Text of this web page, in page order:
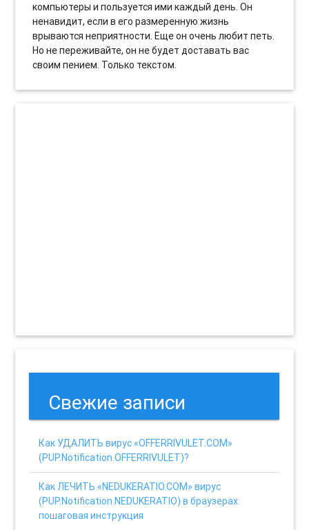
компьютеры и пользуется ими каждый день. Он
ненавидит, если в его размеренную жизнь
врываются неприятности. Еще он очень любит петь.
Но не переживайте, он не будет доставать вас
своим пением. Только текстом.
Свежие записи
Как УДАЛИТЬ вирус «OFFERRIVULET.COM»
(PUP.Notification.OFFERRIVULET)?
Как ЛЕЧИТЬ «NEDUKERATIO.COM» вирус
(PUP.Notification.NEDUKERATIO) в браузерах:
пошаговая инструкция